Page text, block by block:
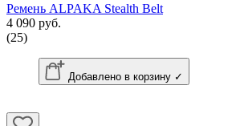
Ремень ALPAKA Stealth Belt
4 090 руб.
(25)
Добавлено в корзину ✓